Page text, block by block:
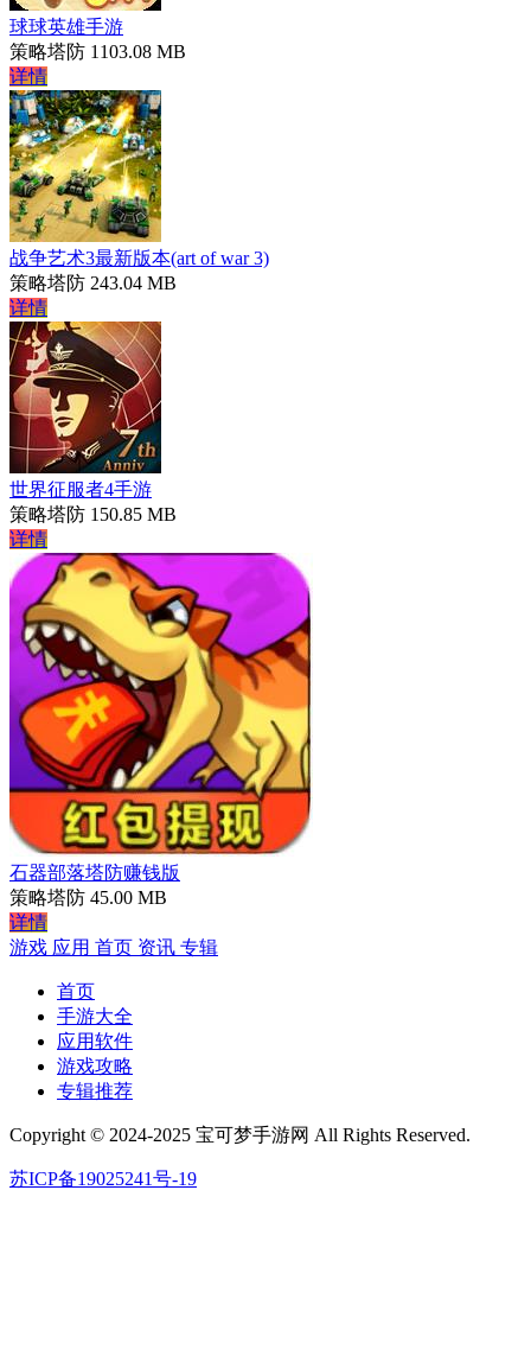
球球英雄手游
策略塔防 1103.08 MB
详情
战争艺术3最新版本(art of war 3)
策略塔防 243.04 MB
详情
世界征服者4手游
策略塔防 150.85 MB
详情
石器部落塔防赚钱版
策略塔防 45.00 MB
详情
游戏 应用 首页 资讯 专辑
首页
手游大全
应用软件
游戏攻略
专辑推荐
Copyright © 2024-2025 宝可梦手游网 All Rights Reserved.
苏ICP备19025241号-19